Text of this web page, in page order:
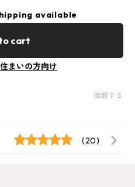
available
cart
まいの方向け
通報する
(20)